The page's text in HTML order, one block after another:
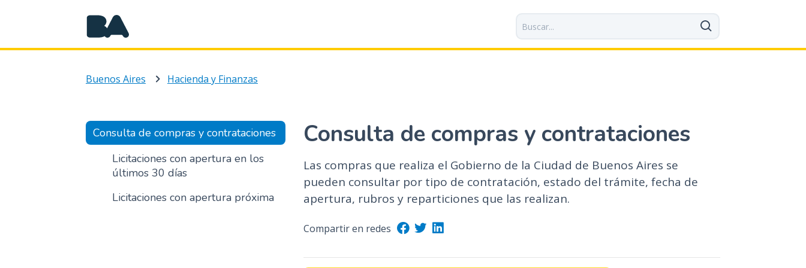
a
n
e
n
i
o
p
Buenos Aires Hacienda y Finanzas
Consulta de compras y contrataciones
Licitaciones con apertura en los
últimos 30 días
Licitaciones con apertura próxima
Consulta de compras y contrataciones
Las compras que realiza el Gobierno de la Ciudad de Buenos Aires se
pueden consultar por tipo de contratación, estado del trámite, fecha de
apertura, rubros y reparticiones que las realizan.
Compartir en redes